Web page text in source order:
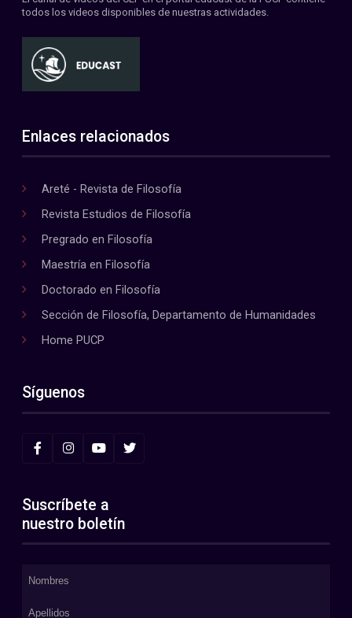
todos los videos disponibles de nuestras actividades.
Enlaces relacionados
Areté - Revista de Filosofía
Revista Estudios de Filosofía
Pregrado en Filosofía
Maestría en Filosofía
Doctorado en Filosofía
Sección de Filosofía, Departamento de Humanidades
Home PUCP
Síguenos
Suscríbete a
nuestro boletín